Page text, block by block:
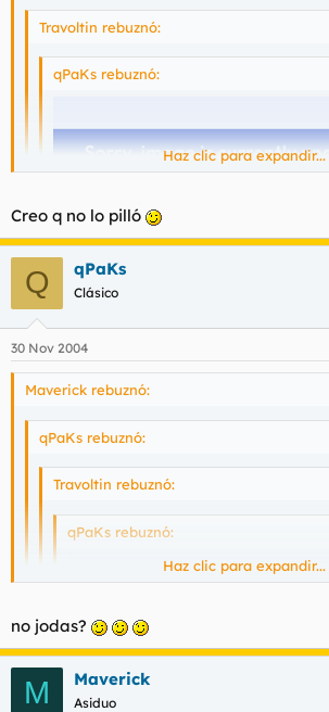
Travoltin rebuznó:
qPaKs rebuznó:
Haz clic para expandir...
¿Es un mono?
Haz clic para expandir...
Creo q no lo pilló
Q qPaKs
Clásico
30 Nov 2004
Maverick rebuznó:
qPaKs rebuznó:
Travoltin rebuznó:
qPaKs rebuznó:
Haz clic para expandir...
Creo q no lo pilló
Haz clic para expandir...
no jodas?
M Maverick
Asiduo